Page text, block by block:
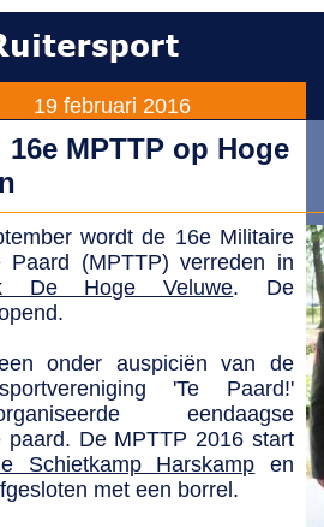
19 februari 2016
MPTTP op Hoge
wordt de 16e Militaire
Paard (MPTTP) verreden in
De Hoge Veluwe. De
onder auspiciën van de
'Te Paard!'
eendaagse
paard. De MPTTP 2016 start
Schietkamp Harskamp en
met een borrel.